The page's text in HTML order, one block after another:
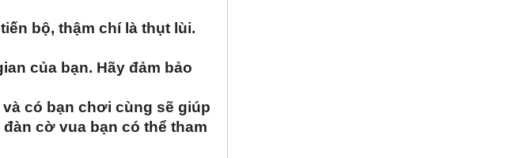
bộ, thậm chí là thụt lùi.
của bạn. Hãy đảm bảo
có bạn chơi cùng sẽ giúp
cờ vua bạn có thể tham